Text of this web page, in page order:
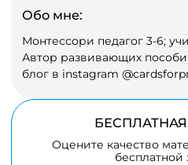
Обо мне:
Монтессори педагог 3-6;
Автор развивающих
блог в instagram
БЕСПЛАТНАЯ
Оцените качество
бесплатной